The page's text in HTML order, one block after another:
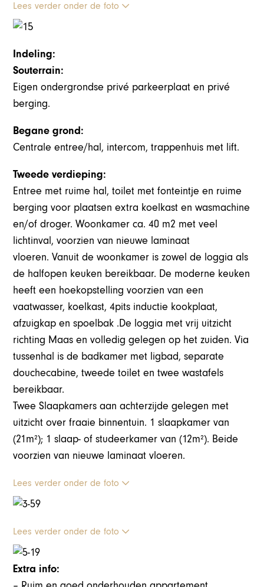
Lees verder onder de foto
Indeling:
Souterrain:
Eigen ondergrondse privé parkeerplaat en privé
berging.
Begane grond:
Centrale entree/hal, intercom, trappenhuis met lift.
Tweede verdieping:
Entree met ruime hal, toilet met fonteintje en ruime
berging voor plaatsen extra koelkast en wasmachine
en/of droger. Woonkamer ca. 40 m2 met veel
lichtinval, voorzien van nieuwe laminaat
vloeren. Vanuit de woonkamer is zowel de loggia als
de halfopen keuken bereikbaar. De moderne keuken
heeft een hoekopstelling voorzien van een
vaatwasser, koelkast, 4pits inductie kookplaat,
afzuigkap en spoelbak .De loggia met vrij uitzicht
richting Maas en volledig gelegen op het zuiden. Via
tussenhal is de badkamer met ligbad, separate
douchecabine, tweede toilet en twee wastafels
bereikbaar.
Twee Slaapkamers aan achterzijde gelegen met
uitzicht over fraaie binnentuin. 1 slaapkamer van
(21m²); 1 slaap- of studeerkamer van (12m²). Beide
voorzien van nieuwe laminaat vloeren.
Lees verder onder de foto
Lees verder onder de foto
Extra info: